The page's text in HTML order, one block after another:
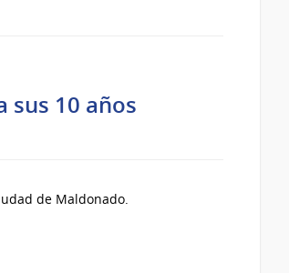
sus 10 años
de Maldonado.